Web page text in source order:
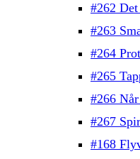
#262
#263
#264
#265
#266
#267
#168